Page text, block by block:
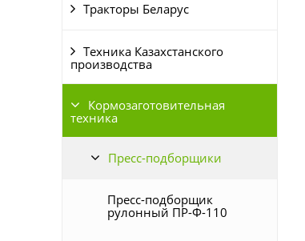
Тракторы Беларус
Техника Казахстанского
производства
Кормозаготовительная
техника
Пресс-подборщики
Пресс-подборщик
рулонный ПР-Ф-110